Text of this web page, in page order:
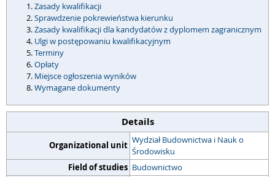
Zasady kwalifikacji
Sprawdzenie pokrewieństwa kierunku
Zasady kwalifikacji dla kandydatów z dyplomem zagranicznym
Ulgi w postępowaniu kwalifikacyjnym
Terminy
Opłaty
Miejsce ogłoszenia wyników
Wymagane dokumenty
Details
Organizational unit Wydział Budownictwa i Nauk o
Środowisku
Field of studies Budownictwo